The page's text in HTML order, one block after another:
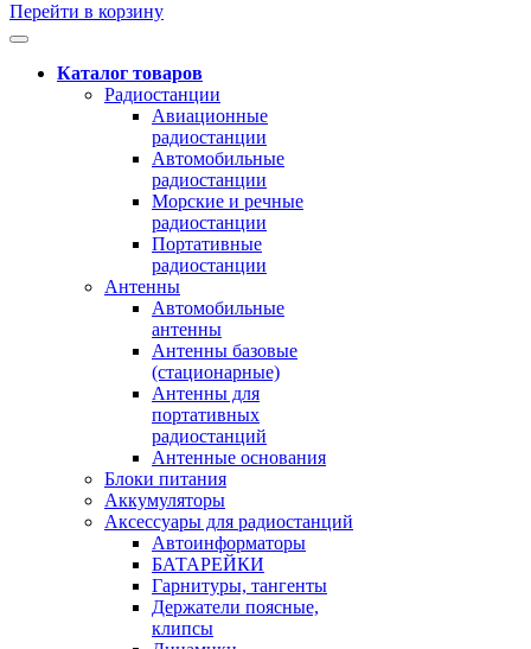
Перейти в корзину
Каталог товаров
Радиостанции
Авиационные
радиостанции
Автомобильные
радиостанции
Морские и речные
радиостанции
Портативные
радиостанции
Антенны
Автомобильные
антенны
Антенны базовые
(стационарные)
Антенны для
портативных
радиостанций
Антенные основания
Блоки питания
Аккумуляторы
Аксессуары для радиостанций
Автоинформаторы
БАТАРЕЙКИ
Гарнитуры, тангенты
Держатели поясные,
клипсы